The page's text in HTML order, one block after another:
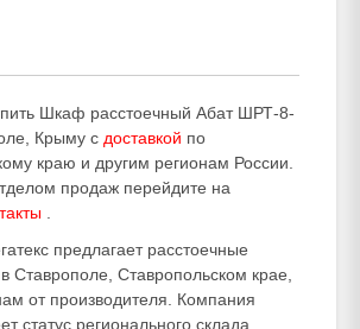
Шкаф расстоечный Абат ШРТ-8-
Крыму с доставкой по
краю и другим регионам России.
продаж перейдите на
предлагает расстоечные
Ставропольском крае,
от производителя. Компания
статус регионального склада